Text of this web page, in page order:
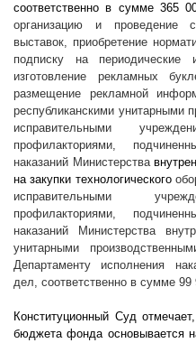
соответственно в сумме 365
организацию и проведение
выставок, приобретение
подписку на периодические
изготовление рекламных
размещение рекламной
республиканскими унитарными
исправительными
профилакториями,
наказаний Министерства
на закупки технологического
исправительными
профилакториями,
наказаний Министерства
унитарными
Департаменту исполнения
дел, соответственно в сумме 99
Конституционный Суд
бюджета фонда основывается